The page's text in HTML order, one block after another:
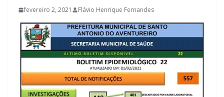
fevereiro 2, 2021 Flávio Henrique Fernandes